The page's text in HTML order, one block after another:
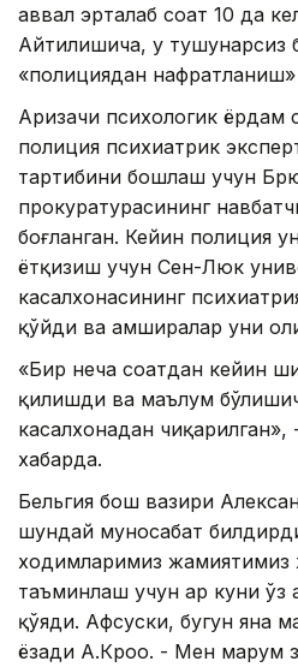
аввал эрталаб соат 10 да
Айтилишича, у тушунарсиз
«полициядан нафратланиш»
Аризачи психологик ёрдам
полиция психиатрик
тартибини бошлаш учун
прокуратурасининг
боғланган. Кейин полиция
ётқизиш учун Сен-Люк
касалхонасининг
қўйди ва ҳамширалар уни
«Бир неча соатдан кейин
қилишди ва маълум
касалхонадан
хабарда.
Бельгия бош вазири
шундай муносабат
ходимларимиз жамиятимиз
таъминлаш учун ҳар куни ўз
қўяди. Афсуски, бугун яна
ёзади А.Кроо. - Мен марҳум